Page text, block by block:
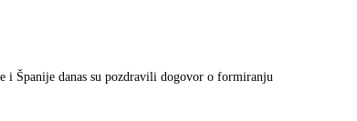
i Španije danas su pozdravili dogovor o formiranju